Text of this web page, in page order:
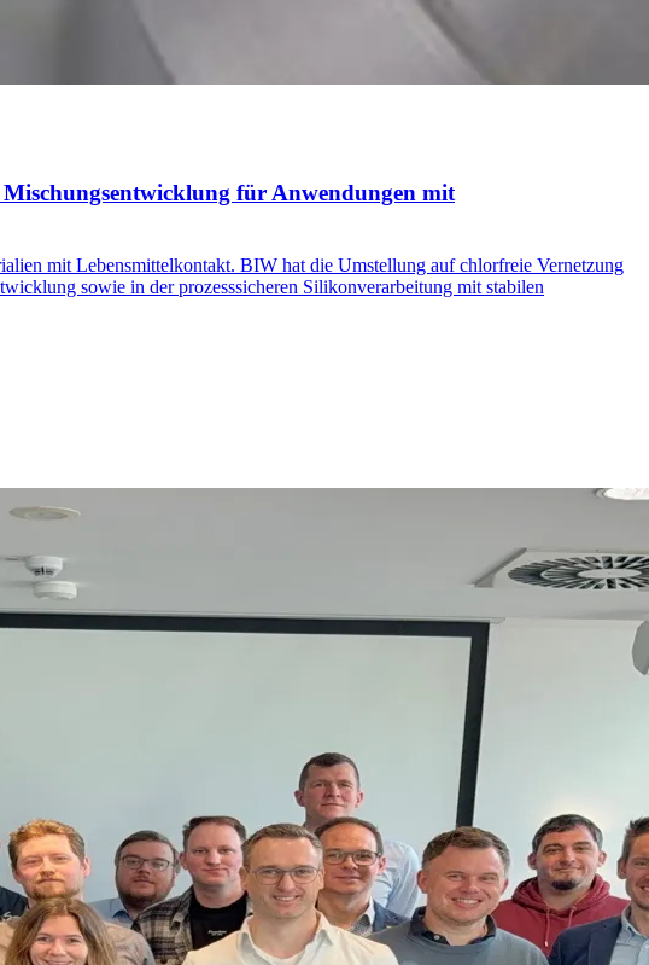
für Anwendungen mit
mit Lebensmittelkontakt. BIW hat die Umstellung auf chlorfreie Vernetzung
sowie in der prozesssicheren Silikonverarbeitung mit stabilen